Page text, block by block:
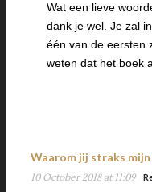
Wat een lieve
dank je wel. Je zal
één van de eersten
weten dat het boek
Waarom jij straks
10 October 2018 at 11:09